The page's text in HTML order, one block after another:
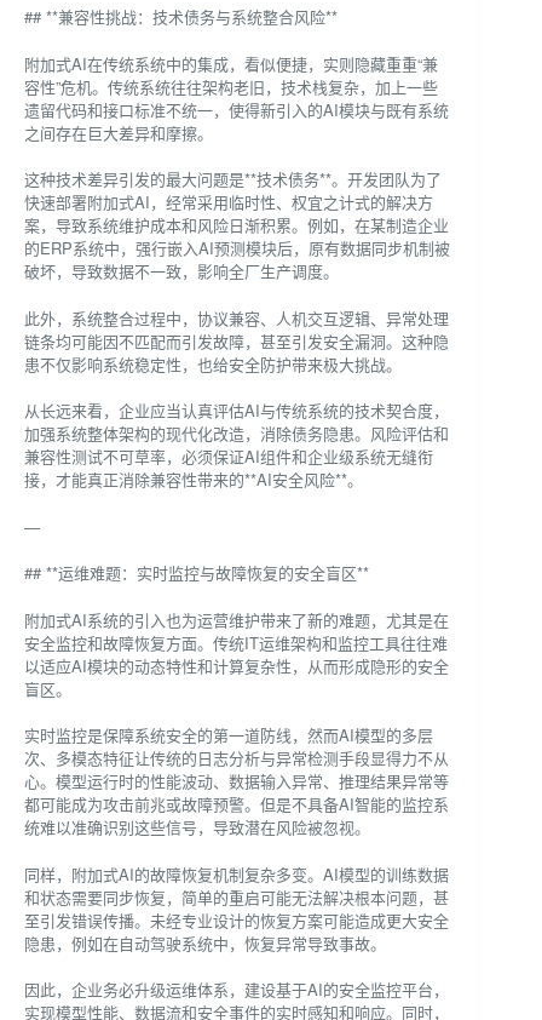
## **兼容性挑战：技术债务与系统整合风险**
附加式AI在传统系统中的集成，看似便捷，实则隐藏重重“兼
容性”危机。传统系统往往架构老旧，技术栈复杂，加上一些
遗留代码和接口标准不统一，使得新引入的AI模块与既有系统
之间存在巨大差异和摩擦。
这种技术差异引发的最大问题是**技术债务**。开发团队为了
快速部署附加式AI，经常采用临时性、权宜之计式的解决方
案，导致系统维护成本和风险日渐积累。例如，在某制造企业
的ERP系统中，强行嵌入AI预测模块后，原有数据同步机制被
破坏，导致数据不一致，影响全厂生产调度。
此外，系统整合过程中，协议兼容、人机交互逻辑、异常处理
链条均可能因不匹配而引发故障，甚至引发安全漏洞。这种隐
患不仅影响系统稳定性，也给安全防护带来极大挑战。
从长远来看，企业应当认真评估AI与传统系统的技术契合度，
加强系统整体架构的现代化改造，消除债务隐患。风险评估和
兼容性测试不可草率，必须保证AI组件和企业级系统无缝衔
接，才能真正消除兼容性带来的**AI安全风险**。
—
## **运维难题：实时监控与故障恢复的安全盲区**
附加式AI系统的引入也为运营维护带来了新的难题，尤其是在
安全监控和故障恢复方面。传统IT运维架构和监控工具往往难
以适应AI模块的动态特性和计算复杂性，从而形成隐形的安全
盲区。
实时监控是保障系统安全的第一道防线，然而AI模型的多层
次、多模态特征让传统的日志分析与异常检测手段显得力不从
心。模型运行时的性能波动、数据输入异常、推理结果异常等
都可能成为攻击前兆或故障预警。但是不具备AI智能的监控系
统难以准确识别这些信号，导致潜在风险被忽视。
同样，附加式AI的故障恢复机制复杂多变。AI模型的训练数据
和状态需要同步恢复，简单的重启可能无法解决根本问题，甚
至引发错误传播。未经专业设计的恢复方案可能造成更大安全
隐患，例如在自动驾驶系统中，恢复异常导致事故。
因此，企业务必升级运维体系，建设基于AI的安全监控平台，
实现模型性能、数据流和安全事件的实时感知和响应。同时，